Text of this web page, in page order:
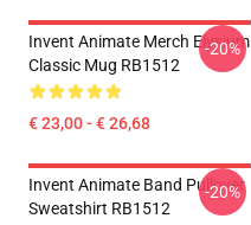
Invent Animate Merch Elysium
Classic Mug RB1512
€ 23,00 - € 26,68
-20%
Invent Animate Band Pullover
Sweatshirt RB1512
-20%